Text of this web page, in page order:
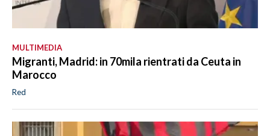
MULTIMEDIA
Migranti, Madrid: in 70mila rientrati da Ceuta in
Marocco
Red